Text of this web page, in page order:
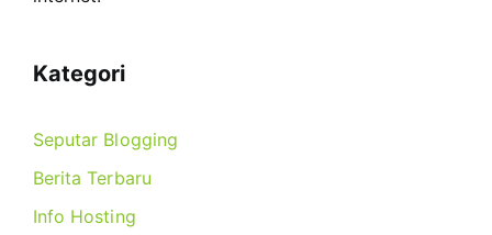
Kategori
Seputar Blogging
Berita Terbaru
Info Hosting